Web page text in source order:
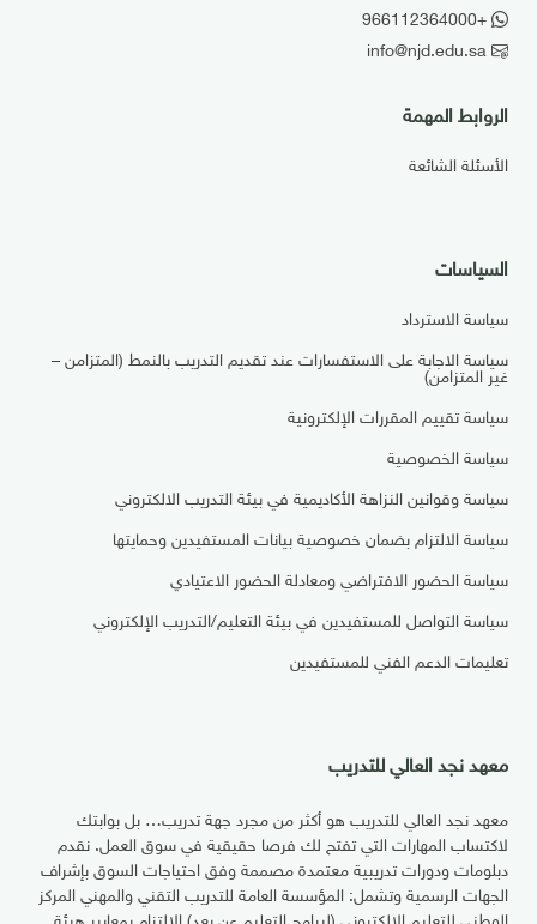
+966112364000
info@njd.edu.sa
الروابط المهمة
الأسئلة الشائعة
السياسات
سياسة الاسترداد
سياسة الاجابة على الاستفسارات عند تقديم التدريب بالنمط (المتزامن –
غير المتزامن)
سياسة تقييم المقررات الإلكترونية
سياسة الخصوصية
سياسة وقوانين النزاهة الأكاديمية في بيئة التدريب الالكتروني
سياسة الالتزام بضمان خصوصية بيانات المستفيدين وحمايتها
سياسة الحضور الافتراضي ومعادلة الحضور الاعتيادي
سياسة التواصل للمستفيدين في بيئة التعليم/التدريب الإلكتروني
تعليمات الدعم الفني للمستفيدين
معهد نجد العالي للتدريب
معهد نجد العالي للتدريب هو أكثر من مجرد جهة تدريب… بل بوابتك
لاكتساب المهارات التي تفتح لك فرصا حقيقية في سوق العمل. نقدم
دبلومات ودورات تدريبية معتمدة مصممة وفق احتياجات السوق بإشراف
الجهات الرسمية وتشمل: المؤسسة العامة للتدريب التقني والمهني المركز
الوطني للتعليم الإلكتروني (لبرامج التعليم عن بعد) الالتزام بمعايير هيئة